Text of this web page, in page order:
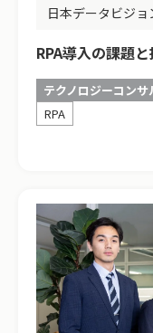
日本データビジョ
RPA導入の課題
テクノロジーコンサ
RPA